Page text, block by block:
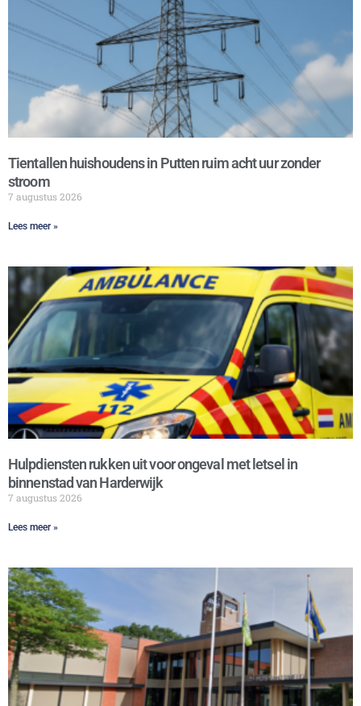
Tientallen huishoudens in Putten ruim acht uur zonder
stroom
7 augustus 2026
Lees meer »
Hulpdiensten rukken uit voor ongeval met letsel in
binnenstad van Harderwijk
7 augustus 2026
Lees meer »